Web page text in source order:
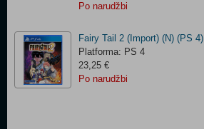
Po narudžbi
Fairy Tail 2 (Import) (N) (PS 4)
Platforma: PS 4
23,25 €
Po narudžbi